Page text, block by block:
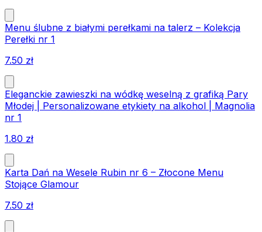
Menu ślubne z białymi perełkami na talerz – Kolekcja
Perełki nr 1
7.50 zł
Eleganckie zawieszki na wódkę weselną z grafiką Pary
Młodej | Personalizowane etykiety na alkohol | Magnolia
nr 1
1.80 zł
Karta Dań na Wesele Rubin nr 6 – Złocone Menu
Stojące Glamour
7.50 zł